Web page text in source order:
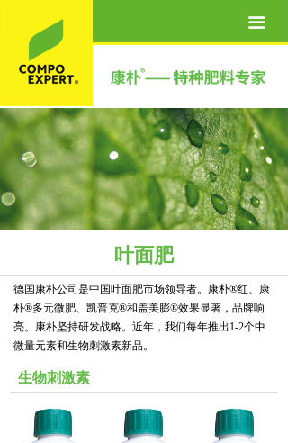
끀
关于我们
营养方案
新闻资讯
联系我们
叶面肥
德国康朴公司是中国叶面肥市场领导者。康朴®红、康
朴®多元微肥、凯普克®和盖美膨®效果显著，品牌响
亮。康朴坚持研发战略。近年，我们每年推出1-2个中
微量元素和生物刺激素新品。
生物刺激素